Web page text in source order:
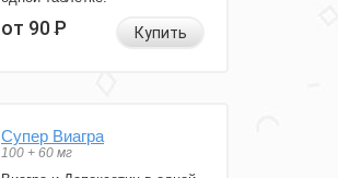
от 90Р Купить
Супер Виагра
100 + 60 мг